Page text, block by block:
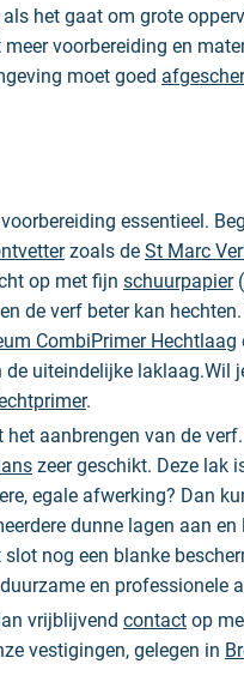
het gaat om grote
voorbereiding en
moet goed
essentieel.
zoals de St Marc
op met fijn schuurpapier
de verf beter kan
CombiPrimer Hechtlaag
uiteindelijke laklaag.Wil
.
aanbrengen van de
zeer geschikt. Deze lak
egale afwerking? Dan
dunne lagen aan
nog een blanke
en professionele
vrijblijvend contact op
vestigingen, gelegen in